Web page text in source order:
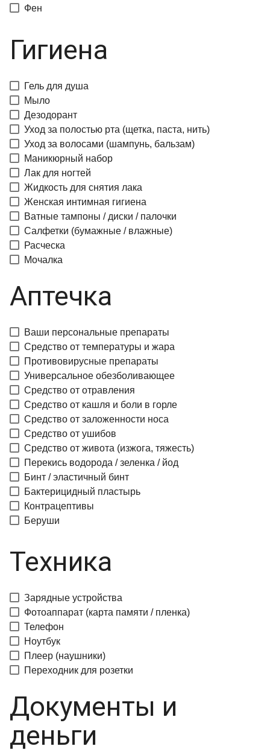
Фен
Гигиена
Гель для душа
Мыло
Дезодорант
Уход за полостью рта (щетка, паста, нить)
Уход за волосами (шампунь, бальзам)
Маникюрный набор
Лак для ногтей
Жидкость для снятия лака
Женская интимная гигиена
Ватные тампоны / диски / палочки
Салфетки (бумажные / влажные)
Расческа
Мочалка
Аптечка
Ваши персональные препараты
Средство от температуры и жара
Противовирусные препараты
Универсальное обезболивающее
Средство от отравления
Средство от кашля и боли в горле
Средство от заложенности носа
Средство от ушибов
Средство от живота (изжога, тяжесть)
Перекись водорода / зеленка / йод
Бинт / эластичный бинт
Бактерицидный пластырь
Контрацептивы
Беруши
Техника
Зарядные устройства
Фотоаппарат (карта памяти / пленка)
Телефон
Ноутбук
Плеер (наушники)
Переходник для розетки
Документы и
деньги